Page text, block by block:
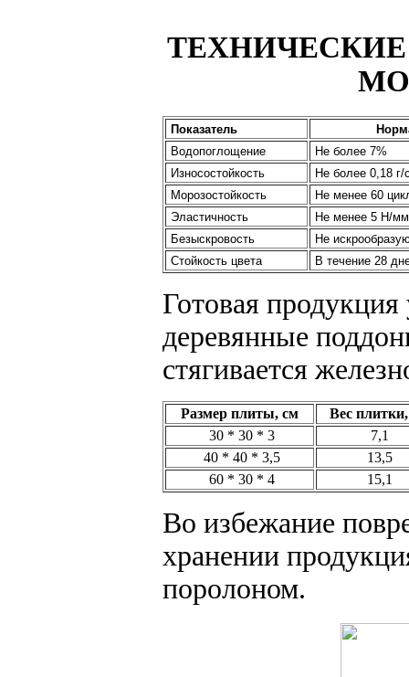
Показатель
Водопоглощение
Не более 7%
Износостойкость
Не более 0,18 г/
Морозостойкость
Не менее 60
Эластичность
Не менее 5 Н/
Безыскровость
Не
Стойкость цвета
В течение 28
Готовая
деревянные
стягивается
Размер плиты, см
Вес
30 * 30 * 3
7,1
40 * 40 * 3,5
13,5
60 * 30 * 4
15,1
Во избежание
хранении
поролоном.